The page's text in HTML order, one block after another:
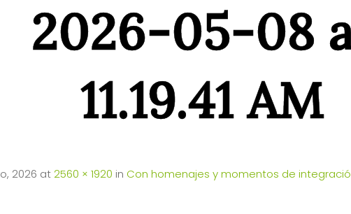
2026-05-08
11.19.41 AM
2026 at2560 × 1920 in Con homenajes y momentos de